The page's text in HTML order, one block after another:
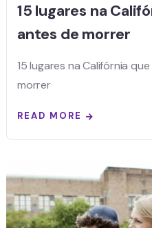
15 lugares na
antes de morrer
15 lugares na Califórnia
morrer
READ MORE